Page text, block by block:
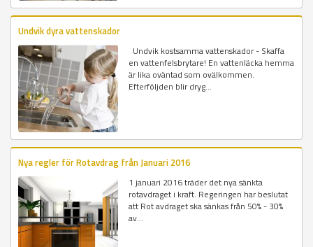
Undvik dyra vattenskador
Undvik kostsamma vattenskador - Skaffa
en vattenfelsbrytare! En vattenläcka hemma
är lika oväntad som ovälkommen.
Efterföljden blir dryg...
Nya regler för Rotavdrag från Januari 2016
1 januari 2016 träder det nya sänkta
rotavdraget i kraft. Regeringen har beslutat
att Rot avdraget ska sänkas från 50% - 30%
av...